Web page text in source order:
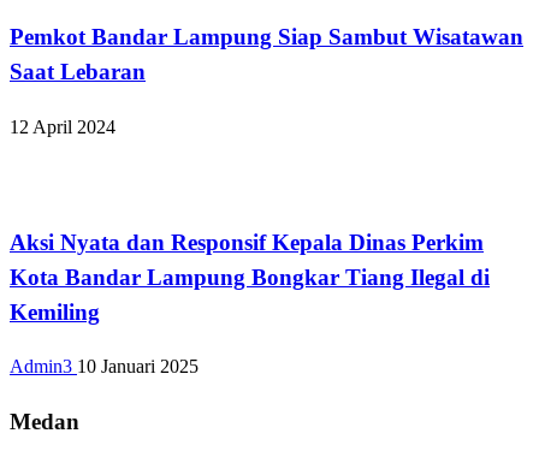
Pemkot Bandar Lampung Siap Sambut Wisatawan
Saat Lebaran
12 April 2024
Aksi Nyata dan Responsif Kepala Dinas Perkim
Kota Bandar Lampung Bongkar Tiang Ilegal di
Kemiling
Admin3 10 Januari 2025
Medan